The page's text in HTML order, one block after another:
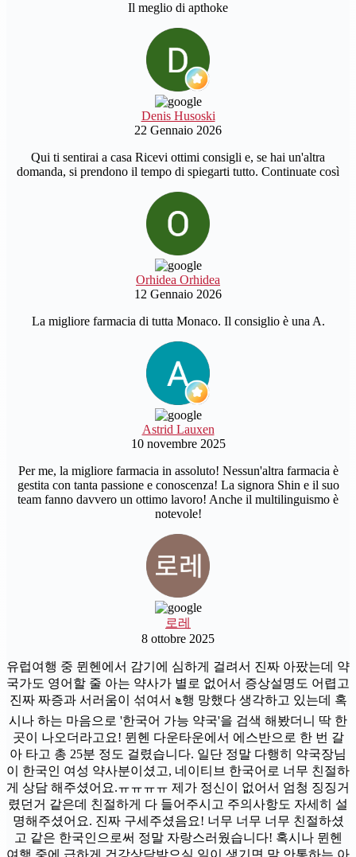
Il meglio di apthoke
Denis Husoski
22 Gennaio 2026
Qui ti sentirai a casa Ricevi ottimi consigli e, se hai un'altra
domanda, si prendono il tempo di spiegarti tutto. Continuate così
Orhidea Orhidea
12 Gennaio 2026
La migliore farmacia di tutta Monaco. Il consiglio è una A.
Astrid Lauxen
10 novembre 2025
Per me, la migliore farmacia in assoluto! Nessun'altra farmacia è
gestita con tanta passione e conoscenza! La signora Shin e il suo
team fanno davvero un ottimo lavoro! Anche il multilinguismo è
notevole!
로레
8 ottobre 2025
유럽여행 중 뮌헨에서 감기에 심하게 걸려서 진짜 아팠는데 약
국가도 영어할 줄 아는 약사가 별로 없어서 증상설명도 어렵고
진짜 짜증과 서러움이 섞여서 ೬행 망했다 생각하고 있는데 혹
시나 하는 마음으로 '한국어 가능 약국'을 검색 해봤더니 딱 한
곳이 나오더라고요! 뮌헨 다운타운에서 에스반으로 한 번 갈
아 타고 총 25분 정도 걸렸습니다. 일단 정말 다행히 약국장님
이 한국인 여성 약사분이셨고, 네이티브 한국어로 너무 친절하
게 상담 해주셨어요.ㅠㅠㅠㅠ 제가 정신이 없어서 엄청 징징거
렸던거 같은데 친절하게 다 들어주시고 주의사항도 자세히 설
명해주셨어요. 진짜 구세주셨음요! 너무 너무 너무 친절하셨
고 같은 한국인으로써 정말 자랑스러웠습니다! 혹시나 뮌헨
여행 중에 급하게 건강상담받으실 일이 생기면 말 안통하는 아